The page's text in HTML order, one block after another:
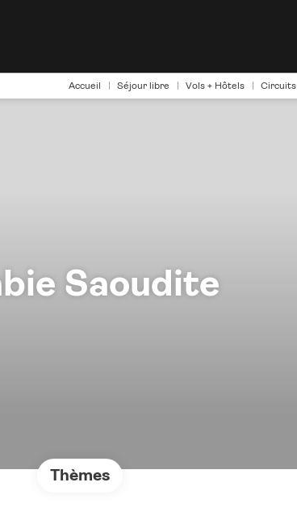
Accueil Séjour libre Vols + Hôtels Circuits
Saoudite
Thèmes